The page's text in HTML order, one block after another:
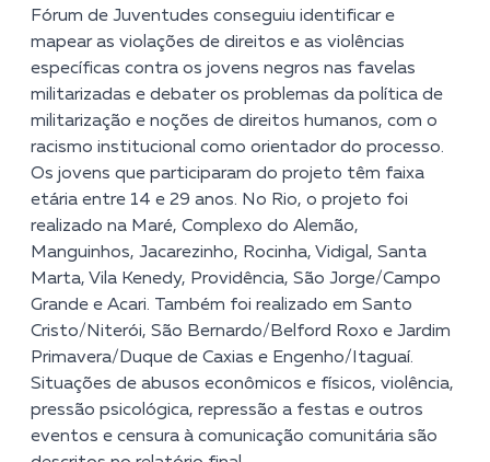
Fórum de Juventudes conseguiu identificar e
mapear as violações de direitos e as violências
específicas contra os jovens negros nas favelas
militarizadas e debater os problemas da política de
militarização e noções de direitos humanos, com o
racismo institucional como orientador do processo.
Os jovens que participaram do projeto têm faixa
etária entre 14 e 29 anos. No Rio, o projeto foi
realizado na Maré, Complexo do Alemão,
Manguinhos, Jacarezinho, Rocinha, Vidigal, Santa
Marta, Vila Kenedy, Providência, São Jorge/Campo
Grande e Acari. Também foi realizado em Santo
Cristo/Niterói, São Bernardo/Belford Roxo e Jardim
Primavera/Duque de Caxias e Engenho/Itaguaí.
Situações de abusos econômicos e físicos, violência,
pressão psicológica, repressão a festas e outros
eventos e censura à comunicação comunitária são